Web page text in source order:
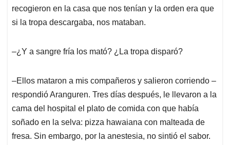
recogieron en la casa que nos tenían y la orden era que
si la tropa descargaba, nos mataban.
‒¿Y a sangre fría los mató? ¿La tropa disparó?
‒Ellos mataron a mis compañeros y salieron corriendo ‒
respondió Aranguren. Tres días después, le llevaron a la
cama del hospital el plato de comida con que había
soñado en la selva: pizza hawaiana con malteada de
fresa. Sin embargo, por la anestesia, no sintió el sabor.